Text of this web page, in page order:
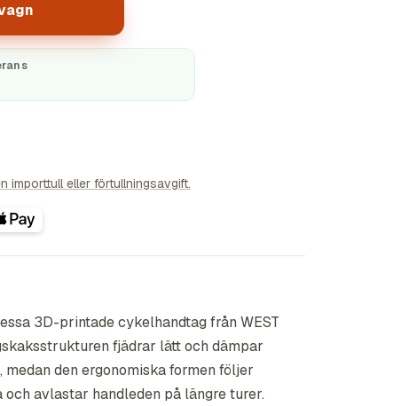
importtull eller förtullningsavgift.
3D-printade cykelhandtag från WEST
fjädrar lätt och dämpar
den ergonomiska formen följer
avlastar handleden på längre turer.